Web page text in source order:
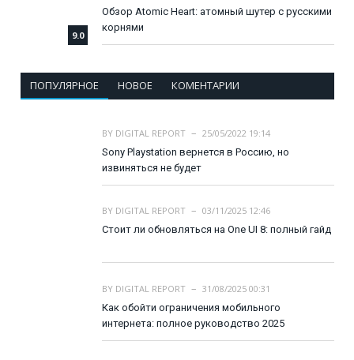
9.0
Обзор Atomic Heart: атомный шутер с русскими
корнями
ПОПУЛЯРНОЕ НОВОЕ КОМЕНТАРИИ
BY DIGITAL REPORT
25/05/2022 19:14
Sony Playstation вернется в Россию, но
извиняться не будет
BY DIGITAL REPORT
03/11/2025 12:46
Стоит ли обновляться на One UI 8: полный гайд
BY DIGITAL REPORT
31/08/2025 00:31
Как обойти ограничения мобильного
интернета: полное руководство 2025